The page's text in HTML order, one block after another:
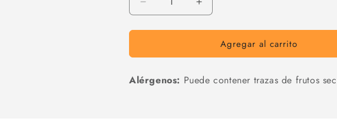
Reducir
cantidad
para
sarraceno
Aumentar
cantidad
para
Trigo
sarraceno
Agregar al carrito
Alérgenos: Puede contener trazas de frutos